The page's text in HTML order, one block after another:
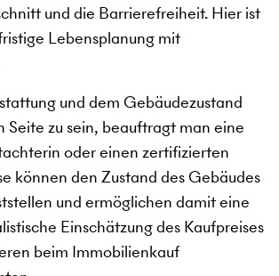
und die Barrierefreiheit. Hier ist
Lebensplanung mit
und dem Gebäudezustand
Seite zu sein, beauftragt man eine
oder einen zertifizierten
können den Zustand des Gebäudes
und ermöglichen damit eine
Einschätzung des Kaufpreises
beim Immobilienkauf